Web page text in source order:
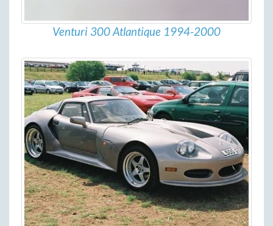
Venturi 300 Atlantique 1994-2000